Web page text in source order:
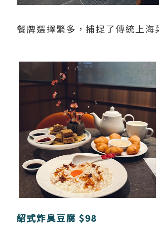
餐牌選擇繁多，捕捉了傳統上海
紹式炸臭豆腐 $98